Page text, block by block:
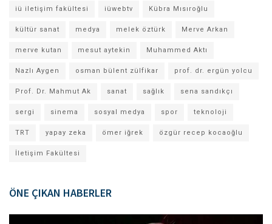
iü iletişim fakültesi iüwebtv Kübra Mısıroğlu
kültür sanat medya melek öztürk Merve Arkan
merve kutan mesut aytekin Muhammed Aktı
Nazlı Aygen osman bülent zülfikar prof. dr. ergün yolcu
Prof. Dr. Mahmut Ak sanat sağlık sena sandıkçı
sergi sinema sosyal medya spor teknoloji
TRT yapay zeka ömer iğrek özgür recep kocaoğlu
İletişim Fakültesi
ÖNE ÇIKAN HABERLER